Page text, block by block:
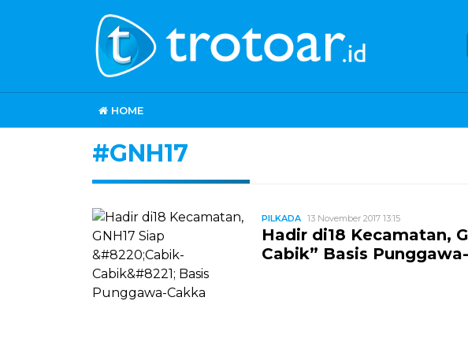
HOME
#GNH17
PILKADA 13 November 2017 13:15
Hadir di18 Kecamatan,
Cabik” Basis